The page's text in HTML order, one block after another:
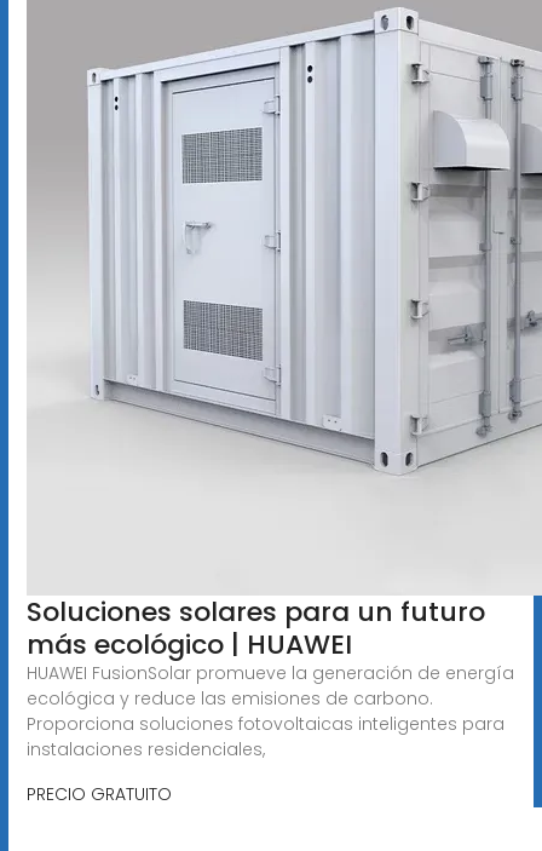
Soluciones solares para un futuro
más ecológico | HUAWEI
HUAWEI FusionSolar promueve la generación de energía
ecológica y reduce las emisiones de carbono.
Proporciona soluciones fotovoltaicas inteligentes para
instalaciones residenciales,
PRECIO GRATUITO